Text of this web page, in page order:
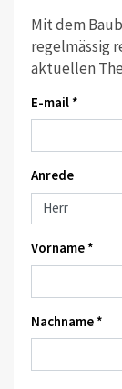
Mit dem
regelmässig
aktuellen
E-mail *
Anrede
Vorname *
Nachname *